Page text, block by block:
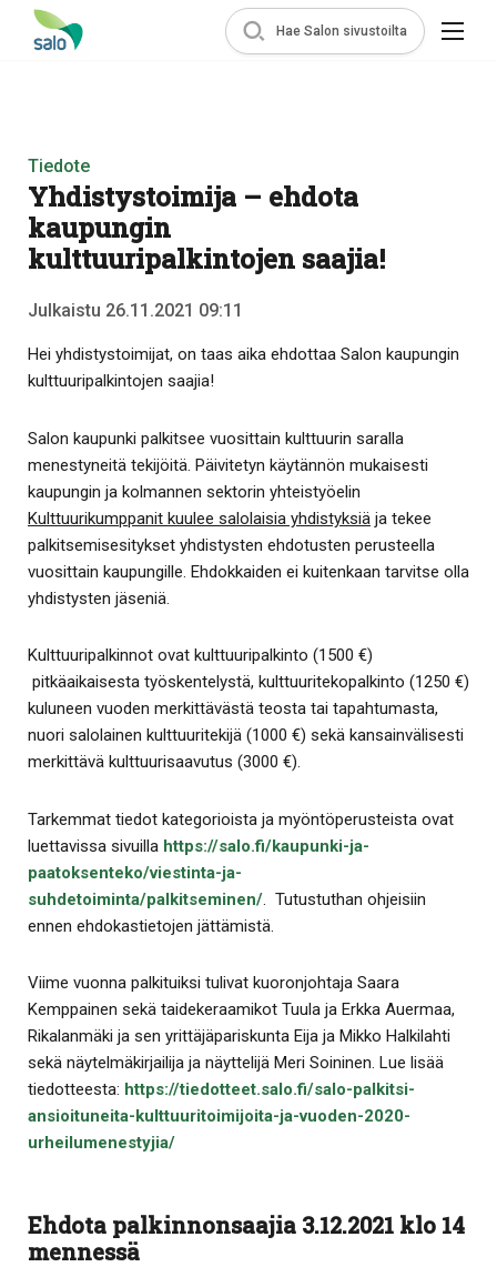
Hae Salon sivustoilta
Tiedote
Yhdistystoimija – ehdota
kaupungin
kulttuuripalkintojen saajia!
Julkaistu 26.11.2021 09:11
Hei yhdistystoimijat, on taas aika ehdottaa Salon kaupungin
kulttuuripalkintojen saajia!
Salon kaupunki palkitsee vuosittain kulttuurin saralla
menestyneitä tekijöitä. Päivitetyn käytännön mukaisesti
kaupungin ja kolmannen sektorin yhteistyöelin
Kulttuurikumppanit kuulee salolaisia yhdistyksiä ja tekee
palkitsemisesitykset yhdistysten ehdotusten perusteella
vuosittain kaupungille. Ehdokkaiden ei kuitenkaan tarvitse olla
yhdistysten jäseniä.
Kulttuuripalkinnot ovat kulttuuripalkinto (1500 €)
pitkäaikaisesta työskentelystä, kulttuuritekopalkinto (1250 €)
kuluneen vuoden merkittävästä teosta tai tapahtumasta,
nuori salolainen kulttuuritekijä (1000 €) sekä kansainvälisesti
merkittävä kulttuurisaavutus (3000 €).
Tarkemmat tiedot kategorioista ja myöntöperusteista ovat
luettavissa sivuilla https://salo.fi/kaupunki-ja-
paatoksenteko/viestinta-ja-
suhdetoiminta/palkitseminen/ . Tutustuthan ohjeisiin
ennen ehdokastietojen jättämistä.
Viime vuonna palkituiksi tulivat kuoronjohtaja Saara
Kemppainen sekä taidekeraamikot Tuula ja Erkka Auermaa,
Rikalanmäki ja sen yrittäjäpariskunta Eija ja Mikko Halkilahti
sekä näytelmäkirjailija ja näyttelijä Meri Soininen. Lue lisää
tiedotteesta: https://tiedotteet.salo.fi/salo-palkitsi-
ansioituneita-kulttuuritoimijoita-ja-vuoden-2020-
urheilumenestyjia/
Ehdota palkinnonsaajia 3.12.2021 klo 14
mennessä